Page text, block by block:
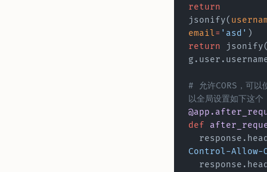
return
jsonify(
email= 'asd' )
return
# 允许CORS，可
以全局设置如下这个
def
Control-